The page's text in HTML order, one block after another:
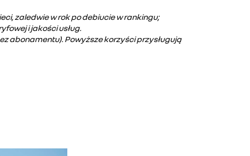
zaledwie w rok po debiucie w rankingu;
i jakości usług.
abonamentu). Powyższe korzyści przysługują